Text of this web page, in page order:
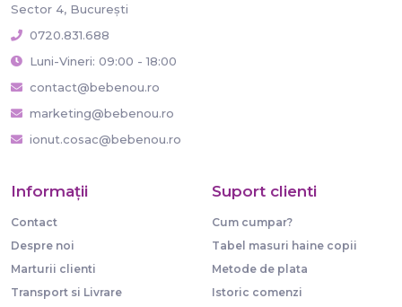
Sector 4, București
0720.831.688
Luni-Vineri: 09:00 - 18:00
contact@bebenou.ro
marketing@bebenou.ro
ionut.cosac@bebenou.ro
Informaţii
Contact
Despre noi
Marturii clienti
Transport si Livrare
Suport clienti
Cum cumpar?
Tabel masuri haine copii
Metode de plata
Istoric comenzi